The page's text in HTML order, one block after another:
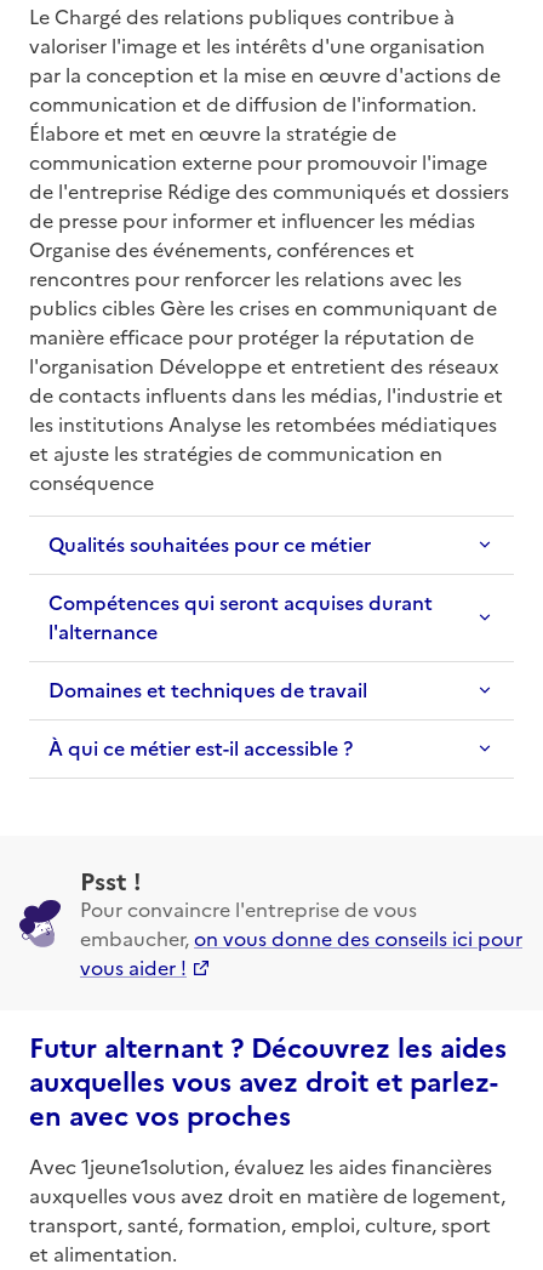
Le Chargé des relations publiques contribue à
valoriser l'image et les intérêts d'une organisation
par la conception et la mise en œuvre d'actions de
communication et de diffusion de l'information.
Élabore et met en œuvre la stratégie de
communication externe pour promouvoir l'image
de l'entreprise Rédige des communiqués et dossiers
de presse pour informer et influencer les médias
Organise des événements, conférences et
rencontres pour renforcer les relations avec les
publics cibles Gère les crises en communiquant de
manière efficace pour protéger la réputation de
l'organisation Développe et entretient des réseaux
de contacts influents dans les médias, l'industrie et
les institutions Analyse les retombées médiatiques
et ajuste les stratégies de communication en
conséquence
Qualités souhaitées pour ce métier
Compétences qui seront acquises durant
l'alternance
Domaines et techniques de travail
À qui ce métier est-il accessible ?
Psst !
Pour convaincre l'entreprise de vous
embaucher,on vous donne des conseils ici pour
vous aider !
Futur alternant ? Découvrez les aides
auxquelles vous avez droit et parlez-
en avec vos proches
Avec 1jeune1solution, évaluez les aides financières
auxquelles vous avez droit en matière de logement,
transport, santé, formation, emploi, culture, sport
et alimentation.